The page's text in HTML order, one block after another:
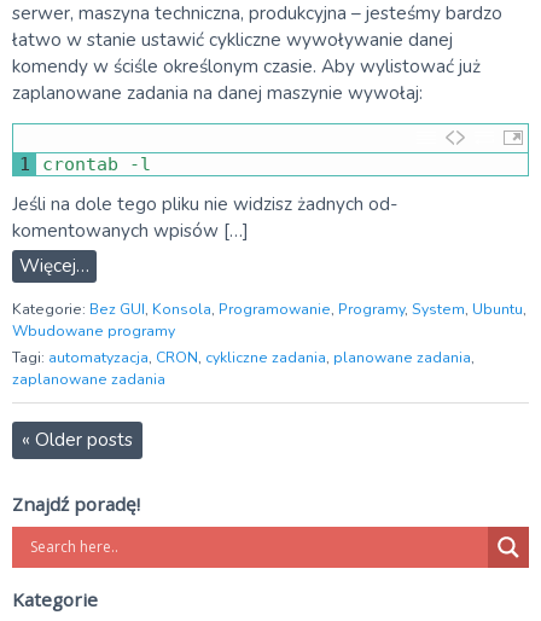
serwer, maszyna techniczna, produkcyjna – jesteśmy bardzo
łatwo w stanie ustawić cykliczne wywoływanie danej
komendy w ściśle określonym czasie. Aby wylistować już
zaplanowane zadania na danej maszynie wywołaj:
1 crontab -l
Jeśli na dole tego pliku nie widzisz żadnych od-
komentowanych wpisów […]
Więcej…
Kategorie: Bez GUI, Konsola, Programowanie, Programy, System, Ubuntu,
Wbudowane programy
Tagi: automatyzacja, CRON, cykliczne zadania, planowane zadania,
zaplanowane zadania
« Older posts
Znajdź poradę!
Kategorie